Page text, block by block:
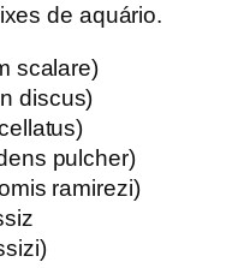
de aquário.
scalare)
discus)
pulcher)
ramirezi)